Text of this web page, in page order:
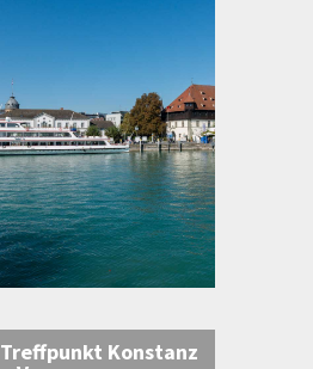
Treffpunkt Konstanz